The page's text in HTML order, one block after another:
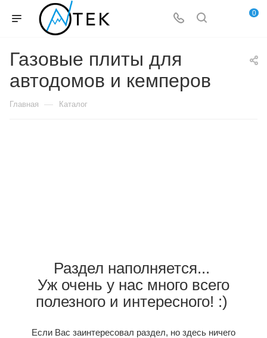
0
Газовые плиты для
автодомов и кемперов
Главная — Каталог
Раздел наполняется...
Уж очень у нас много всего
полезного и интересного! :)
Если Вас заинтересовал раздел, но здесь ничего